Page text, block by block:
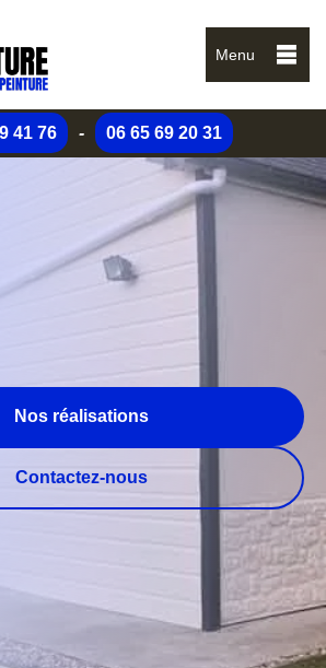
Menu
41 76 - 06 65 69 20 31
Nos réalisations
Contactez-nous